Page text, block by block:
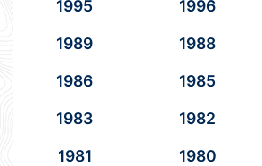
1995
1996
1989
1988
1986
1985
1983
1982
1981
1980